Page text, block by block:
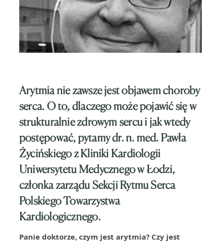
Arytmia nie zawsze jest objawem choroby
serca. O to, dlaczego może pojawić się w
strukturalnie zdrowym sercu i jak wtedy
postępować, pytamy dr. n. med. Pawła
Życińskiego z Kliniki Kardiologii
Uniwersytetu Medycznego w Łodzi,
członka zarządu Sekcji Rytmu Serca
Polskiego Towarzystwa
Kardiologicznego.
Panie doktorze, czym jest arytmia? Czy jest